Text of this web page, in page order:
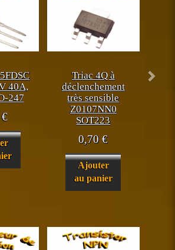
40A,
247
€
Triac 4Q à
déclenchement
très sensible
Z0107NN0
SOT223
0,70€
Ajouter
au panier